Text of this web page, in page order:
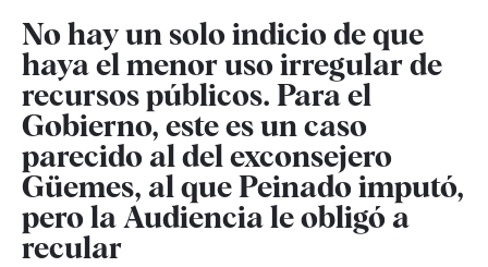
No hay un solo indicio de que
haya el menor uso irregular de
recursos públicos. Para el
Gobierno, este es un caso
parecido al del exconsejero
Güemes, al que Peinado imputó,
pero la Audiencia le obligó a
recular